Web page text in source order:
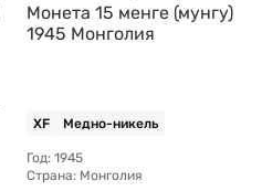
Монета 15 менге (мунгу)
1945 Монголия
XF Медно-никель
Год: 1945
Страна: Монголия